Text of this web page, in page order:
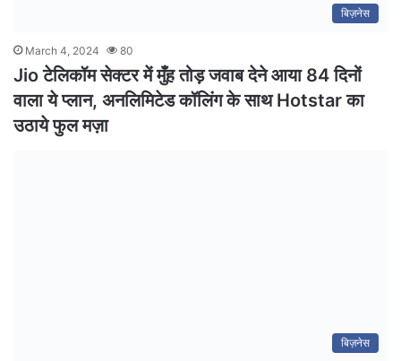
बिज़नेस
March 4, 2024 80
Jio टेलिकॉम सेक्टर में मुँह तोड़ जवाब देने आया 84 दिनों
वाला ये प्लान, अनलिमिटेड कॉलिंग के साथ Hotstar का
उठाये फुल मज़ा
बिज़नेस